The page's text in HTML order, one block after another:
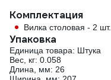
Комплектация
Вилка столовая - 2 шт.
Упаковка
Единица товара: Штука
Вес, кг: 0.058
Длина, мм: 26